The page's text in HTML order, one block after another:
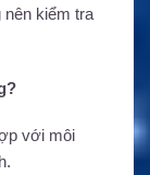
nên kiểm tra
với môi